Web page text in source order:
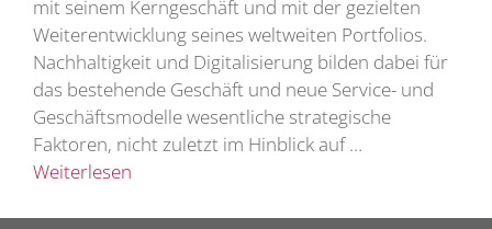
mit seinem Kerngeschäft und mit der gezielten
Weiterentwicklung seines weltweiten Portfolios.
Nachhaltigkeit und Digitalisierung bilden dabei für
das bestehende Geschäft und neue Service- und
Geschäftsmodelle wesentliche strategische
Faktoren, nicht zuletzt im Hinblick auf …
Weiterlesen